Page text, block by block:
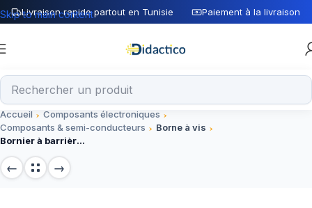
Livraison rapide partout en Tunisie Paiement à la livraison
Skip to main content
Accueil
Composants électroniques
Composants & semi-conducteurs
Borne à vis
Bornier à barrière 2Pin 7.62 mm, connecteur sécurisé pour projets électroniques